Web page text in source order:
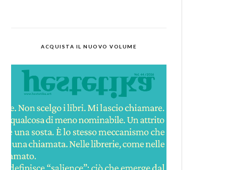
ACQUISTA IL NUOVO VOLUME